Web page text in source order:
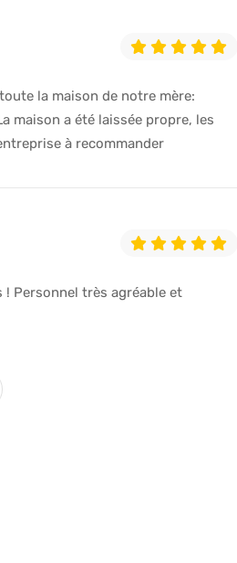
la maison de notre mère:
maison a été laissée propre, les
à recommander
Personnel très agréable et